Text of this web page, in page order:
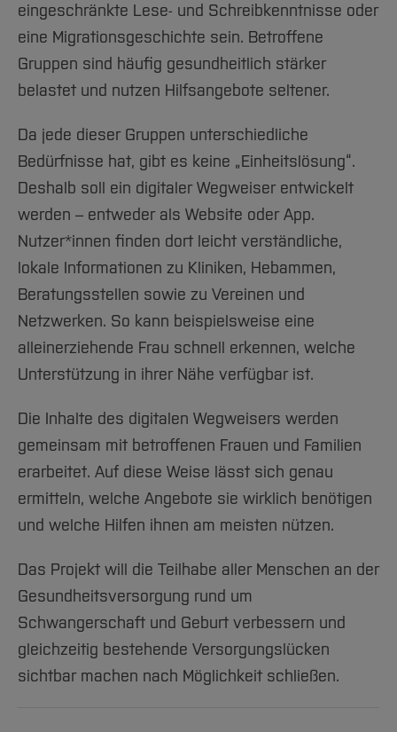
eingeschränkte Lese- und Schreibkenntnisse oder
eine Migrationsgeschichte sein. Betroffene
Gruppen sind häufig gesundheitlich stärker
belastet und nutzen Hilfsangebote seltener.
Da jede dieser Gruppen unterschiedliche
Bedürfnisse hat, gibt es keine „Einheitslösung“.
Deshalb soll ein digitaler Wegweiser entwickelt
werden – entweder als Website oder App.
Nutzer*innen finden dort leicht verständliche,
lokale Informationen zu Kliniken, Hebammen,
Beratungsstellen sowie zu Vereinen und
Netzwerken. So kann beispielsweise eine
alleinerziehende Frau schnell erkennen, welche
Unterstützung in ihrer Nähe verfügbar ist.
Die Inhalte des digitalen Wegweisers werden
gemeinsam mit betroffenen Frauen und Familien
erarbeitet. Auf diese Weise lässt sich genau
ermitteln, welche Angebote sie wirklich benötigen
und welche Hilfen ihnen am meisten nützen.
Das Projekt will die Teilhabe aller Menschen an der
Gesundheitsversorgung rund um
Schwangerschaft und Geburt verbessern und
gleichzeitig bestehende Versorgungslücken
sichtbar machen nach Möglichkeit schließen.